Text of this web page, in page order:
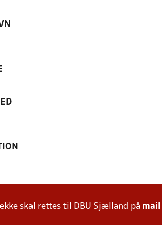
skal rettes til DBU Sjælland på mail